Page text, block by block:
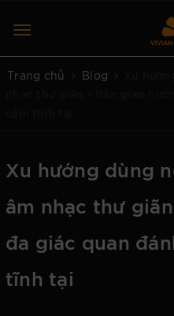
Trang chủ Blog
Xu hướng dùng
âm nhạc thư
đa giác quan
tĩnh tại